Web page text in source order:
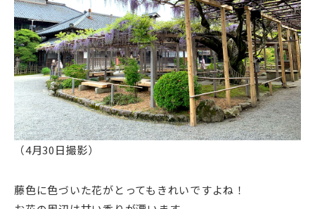
（4月30日撮影）
藤色に色づいた花がとってもきれいですよね！